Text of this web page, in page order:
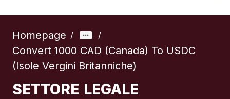
Homepage / /
Convert 1000 CAD (Canada) To USDC
(Isole Vergini Britanniche)
SETTORE LEGALE